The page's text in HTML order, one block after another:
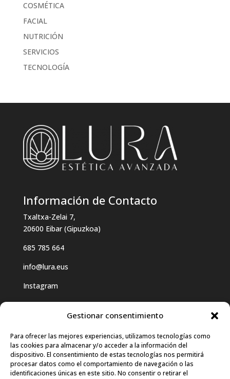
Gestionar consentimiento
Para ofrecer las mejores experiencias, utilizamos tecnologías como
las cookies para almacenar y/o acceder a la información del
dispositivo. El consentimiento de estas tecnologías nos permitirá
procesar datos como el comportamiento de navegación o las
identificaciones únicas en este sitio. No consentir o retirar el
COSMÉTICA
FACIAL
NUTRICIÓN
SERVICIOS
TECNOLOGÍA
Información de Contacto
Txaltxa-Zelai 7,
20600 Eibar (Gipuzkoa)
685 785 664
info@lura.eus
Instagram
Haz clic para aceptar cookies de
marketing y permitir este contenido